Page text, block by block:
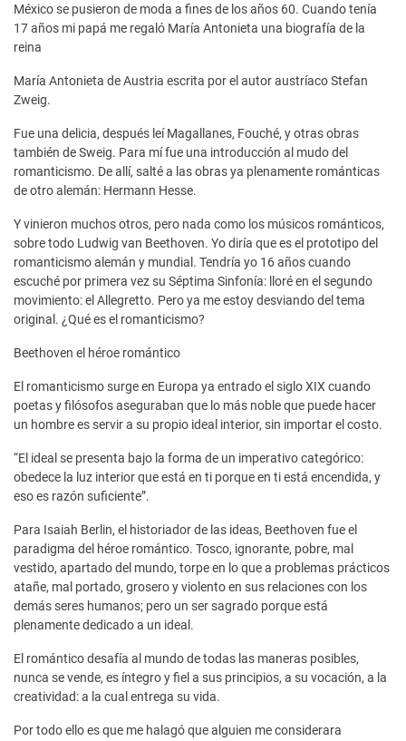
México se pusieron de moda a fines de los años 60. Cuando tenía
17 años mi papá me regaló María Antonieta una biografía de la
reina
María Antonieta de Austria escrita por el autor austríaco Stefan
Zweig.
Fue una delicia, después leí Magallanes, Fouché, y otras obras
también de Sweig. Para mí fue una introducción al mudo del
romanticismo. De allí, salté a las obras ya plenamente románticas
de otro alemán: Hermann Hesse.
Y vinieron muchos otros, pero nada como los músicos románticos,
sobre todo Ludwig van Beethoven. Yo diría que es el prototipo del
romanticismo alemán y mundial. Tendría yo 16 años cuando
escuché por primera vez su Séptima Sinfonía: lloré en el segundo
movimiento: el Allegretto. Pero ya me estoy desviando del tema
original. ¿Qué es el romanticismo?
Beethoven el héroe romántico
El romanticismo surge en Europa ya entrado el siglo XIX cuando
poetas y filósofos aseguraban que lo más noble que puede hacer
un hombre es servir a su propio ideal interior, sin importar el costo.
“El ideal se presenta bajo la forma de un imperativo categórico:
obedece la luz interior que está en ti porque en ti está encendida, y
eso es razón suficiente”.
Para Isaiah Berlin, el historiador de las ideas, Beethoven fue el
paradigma del héroe romántico. Tosco, ignorante, pobre, mal
vestido, apartado del mundo, torpe en lo que a problemas prácticos
atañe, mal portado, grosero y violento en sus relaciones con los
demás seres humanos; pero un ser sagrado porque está
plenamente dedicado a un ideal.
El romántico desafía al mundo de todas las maneras posibles,
nunca se vende, es íntegro y fiel a sus principios, a su vocación, a la
creatividad: a la cual entrega su vida.
Por todo ello es que me halagó que alguien me considerara